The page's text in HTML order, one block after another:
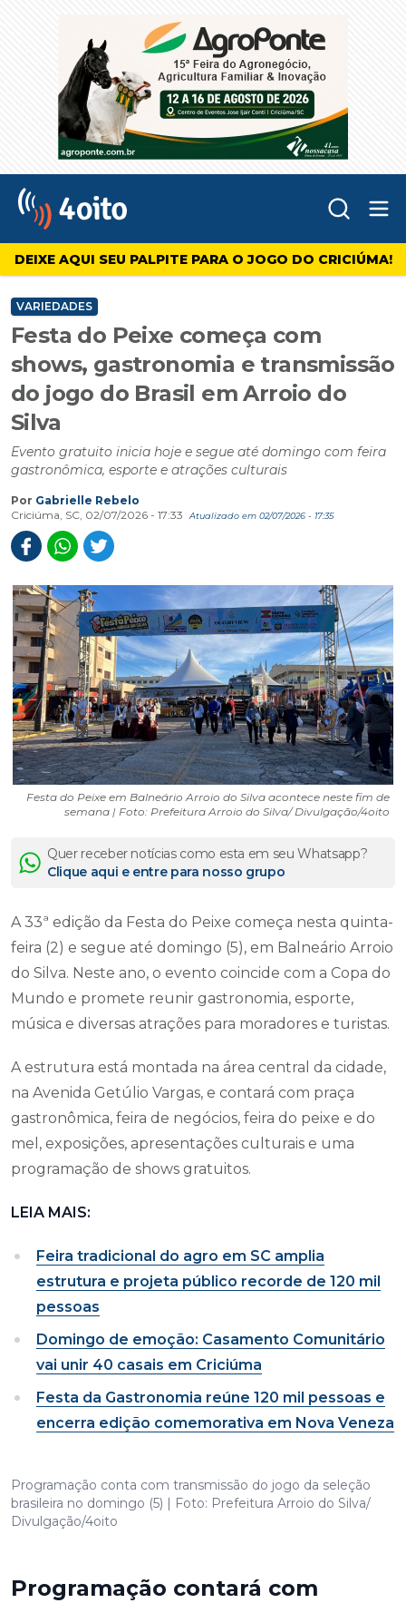
4oito
DEIXE AQUI SEU PALPITE PARA O JOGO DO CRICIÚMA!
VARIEDADES
Festa do Peixe começa com
shows, gastronomia e transmissão
do jogo do Brasil em Arroio do
Silva
Evento gratuito inicia hoje e segue até domingo com feira
gastronômica, esporte e atrações culturais
Por Gabrielle Rebelo
Criciúma, SC, 02/07/2026 - 17:33
Atualizado em 02/07/2026 - 17:35
Festa do Peixe em Balneário Arroio do Silva acontece neste fim de
semana | Foto: Prefeitura Arroio do Silva/ Divulgação/4oito
Quer receber notícias como esta em seu Whatsapp?
Clique aqui e entre para nosso grupo
A 33ª edição da Festa do Peixe começa nesta quinta-
feira (2) e segue até domingo (5), em Balneário Arroio
do Silva. Neste ano, o evento coincide com a Copa do
Mundo e promete reunir gastronomia, esporte,
música e diversas atrações para moradores e turistas.
A estrutura está montada na área central da cidade,
na Avenida Getúlio Vargas, e contará com praça
gastronômica, feira de negócios, feira do peixe e do
mel, exposições, apresentações culturais e uma
programação de shows gratuitos.
LEIA MAIS:
Feira tradicional do agro em SC amplia
estrutura e projeta público recorde de 120 mil
pessoas
Domingo de emoção: Casamento Comunitário
vai unir 40 casais em Criciúma
Festa da Gastronomia reúne 120 mil pessoas e
encerra edição comemorativa em Nova Veneza
Programação conta com transmissão do jogo da seleção
brasileira no domingo (5) | Foto: Prefeitura Arroio do Silva/
Divulgação/4oito
Programação contará com